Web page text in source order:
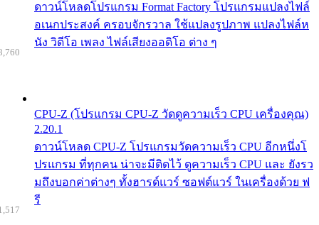
ดาวน์โหลดโปรแกรม Format Factory โปรแกรมแปลงไฟล์
อเนกประสงค์ ครอบจักรวาล ใช้แปลงรูปภาพ แปลงไฟล์ห
นัง วิดีโอ เพลง ไฟล์เสียงออดิโอ ต่าง ๆ
CPU-Z (โปรแกรม CPU-Z วัดดูความเร็ว CPU เครื่องคุณ)
2.20.1
ดาวน์โหลด CPU-Z โปรแกรมวัดความเร็ว CPU อีกหนึ่งโ
ปรแกรม ที่ทุกคน น่าจะมีติดไว้ ดูความเร็ว CPU และ ยังรว
มถึงบอกค่าต่างๆ ทั้งฮารด์แวร์ ซอฟต์แวร์ ในเครื่องด้วย ฟ
รี